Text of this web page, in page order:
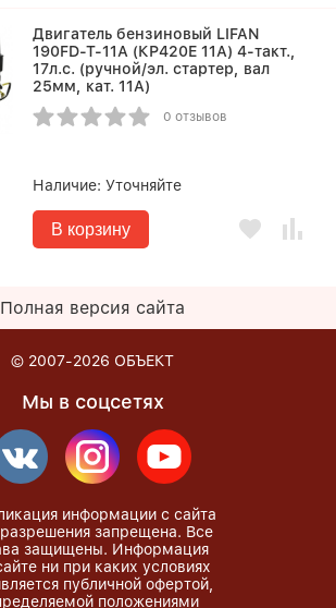
Двигатель бензиновый LIFAN
190FD-T-11А (КР420E 11А) 4-такт.,
17л.с. (ручной/эл. стартер, вал
25мм, кат. 11А)
0 отзывов
Наличие:Уточняйте
В корзину
Полная версия сайта
© 2007-2026 ОБЪЕКТ
Мы в соцсетях
информации с сайта
запрещена. Все
защищены. Информация
ни при каких условиях
публичной офертой,
положениями